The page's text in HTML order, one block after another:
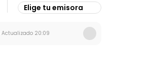
Elige tu emisora
Actualizado 20:09